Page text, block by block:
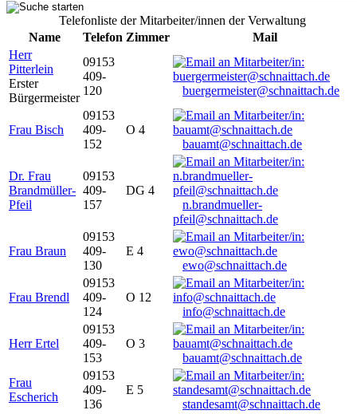
Telefonliste der Mitarbeiter/innen der Verwaltung
Name
Telefon Zimmer
Mail
Herr
Pitterlein
Erster
Bürgermeister
09153
409-
120
buergermeister@schnaittach.de
Frau Bisch
09153
409-
152
O 4
bauamt@schnaittach.de
Dr. Frau
Brandmüller-
Pfeil
09153
409-
157
DG 4
n.brandmueller-
pfeil@schnaittach.de
Frau Braun
09153
409-
130
E 4
ewo@schnaittach.de
Frau Brendl
09153
409-
124
O 12
info@schnaittach.de
Herr Ertel
09153
409-
153
O 3
bauamt@schnaittach.de
Frau
Escherich
09153
409-
136
E 5
standesamt@schnaittach.de